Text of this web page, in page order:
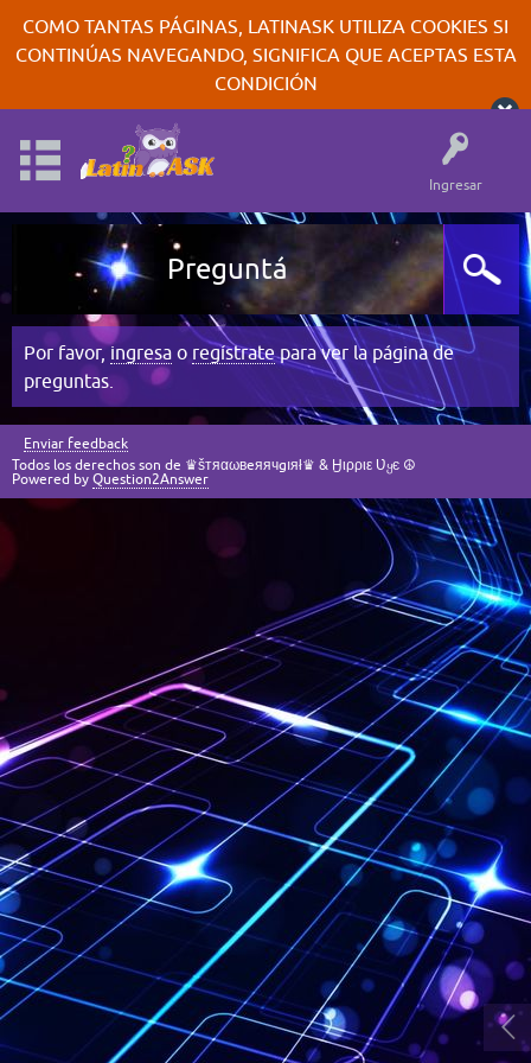
COMO TANTAS PÁGINAS, LATINASK UTILIZA COOKIES SI
CONTINÚAS NAVEGANDO, SIGNIFICA QUE ACEPTAS ESTA
CONDICIÓN
Ingresar
Preguntá
Por favor,ingresa o regístratepara ver la página de
preguntas.
Enviar feedback
Todos los derechos son de ♛šтяαωвeяячgıяł♛ & Ӈιρριε Ʋყє ☮
Powered by Question2Answer